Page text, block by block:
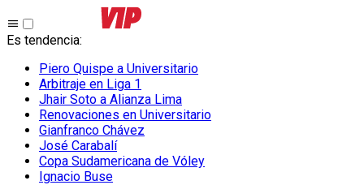
Es tendencia:
Piero Quispe a Universitario
Arbitraje en Liga 1
Jhair Soto a Alianza Lima
Renovaciones en Universitario
Gianfranco Chávez
José Carabalí
Copa Sudamericana de Vóley
Ignacio Buse